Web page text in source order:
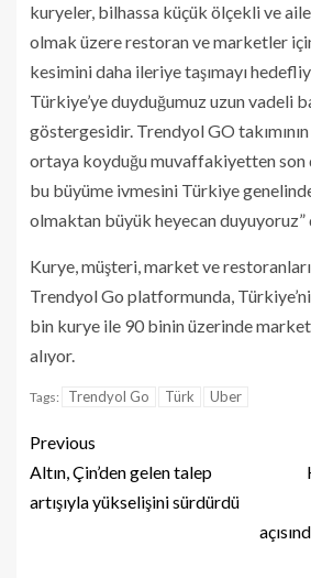
kuryeler, bilhassa küçük ölçekli ve
olmak üzere restoran ve marketler
kesimini daha ileriye taşımayı
Türkiye’ye duyduğumuz uzun vadeli
göstergesidir. Trendyol GO
ortaya koyduğu muvaffakiyetten
bu büyüme ivmesini Türkiye
olmaktan büyük heyecan duyuyoruz”
Kurye, müşteri, market ve
Trendyol Go platformunda,
bin kurye ile 90 binin üzerinde
alıyor.
Tags: Trendyol Go Türk Uber
Previous
Altın, Çin’den gelen talep
artışıyla yükselişini sürdürdü